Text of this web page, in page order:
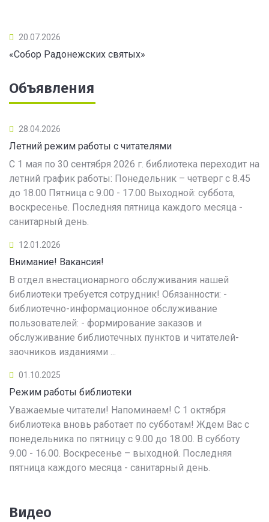
20.07.2026
«Собор Радонежских святых»
Объявления
28.04.2026
Летний режим работы с читателями
С 1 мая по 30 сентября 2026 г. библиотека переходит на
летний график работы: Понедельник – четверг с 8.45
до 18.00 Пятница с 9.00 - 17.00 Выходной: суббота,
воскресенье. Последняя пятница каждого месяца -
санитарный день.
12.01.2026
Внимание! Вакансия!
В отдел внестационарного обслуживания нашей
библиотеки требуется сотрудник! Обязанности: -
библиотечно-информационное обслуживание
пользователей: - формирование заказов и
обслуживание библиотечных пунктов и читателей-
заочников изданиями ...
01.10.2025
Режим работы библиотеки
Уважаемые читатели! Напоминаем! С 1 октября
библиотека вновь работает по субботам! Ждем Вас с
понедельника по пятницу с 9.00 до 18.00. В субботу
9.00 - 16.00. Воскресенье – выходной. Последняя
пятница каждого месяца - санитарный день.
Видео